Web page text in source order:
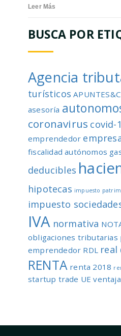
Leer Más
BUSCA POR
Agencia
turísticos
asesoría
coronavirus covid-
emprendedor
fiscalidad autónomos
deducibles
hipotecas impuesto
impuesto
IVA normativa
obligaciones tributarias
emprendedor RDL real
RENTA renta 2018
startup trade UE